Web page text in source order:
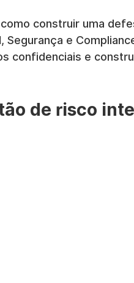
construir uma
Segurança e
confidenciais e
de risco